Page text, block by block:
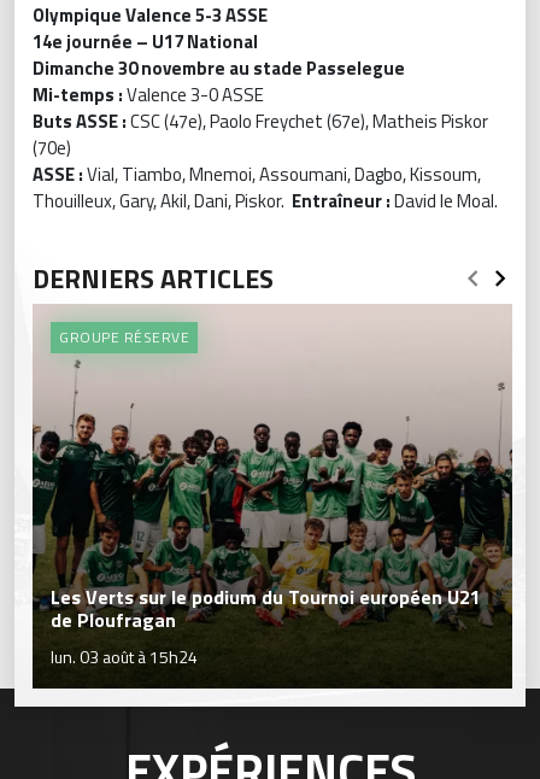
Olympique Valence 5-3 ASSE
14e journée – U17 National
Dimanche 30 novembre au stade Passelegue
Mi-temps :Valence 3-0 ASSE
Buts ASSE :CSC (47e), Paolo Freychet (67e), Matheis Piskor
(70e)
ASSE :Vial, Tiambo, Mnemoi, Assoumani, Dagbo, Kissoum,
Thouilleux, Gary, Akil, Dani, Piskor. Entraîneur :David le Moal.
DERNIERS ARTICLES
GROUPE RÉSERVE
Les Verts sur le podium du Tournoi européen U21
de Ploufragan
lun. 03 août à 15h24